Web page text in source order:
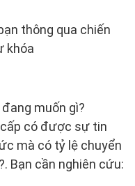
thông qua chiến
khóa
muốn gì?
có được sự tin
mà có tỷ lệ chuyển
Bạn cần nghiên cứu: